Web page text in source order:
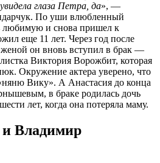
глаза Петра, да», —
По уши влюбленный
любимую и снова пришел к
еще 11 лет. Через год после
женой он вновь вступил в брак —
Виктория Ворожбит, которая
Окружение актера уверено, что
Вику». А Анастасия до конца
в браке родилась дочь
лет, когда она потеряла маму.
и Владимир